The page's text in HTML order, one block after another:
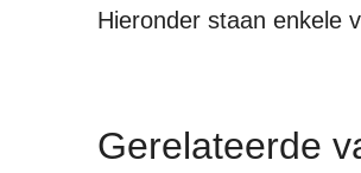
Hieronder staan enkele
Gerelateerde